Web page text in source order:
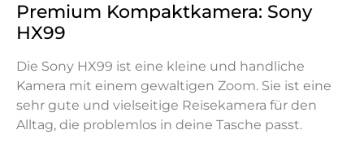
Premium Kompaktkamera: Sony
HX99
Die Sony HX99 ist eine kleine und handliche
Kamera mit einem gewaltigen Zoom. Sie ist eine
sehr gute und vielseitige Reisekamera für den
Alltag, die problemlos in deine Tasche passt.